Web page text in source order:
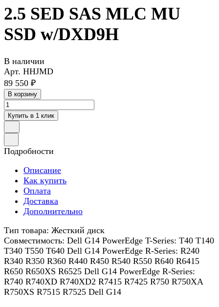
2.5 SED SAS MLC MU
SSD w/DXD9H
В наличии
Арт. HHJMD
89 550 ₽
В корзину
Купить в 1 клик
Подробности
Описание
Как купить
Оплата
Доставка
Дополнительно
Тип товара: Жесткий диск
Совместимость: Dell G14 PowerEdge T-Series: T40 T140
T340 T550 T640 Dell G14 PowerEdge R-Series: R240
R340 R350 R360 R440 R450 R540 R550 R640 R6415
R650 R650XS R6525 Dell G14 PowerEdge R-Series:
R740 R740XD R740XD2 R7415 R7425 R750 R750XA
R750XS R7515 R7525 Dell G14